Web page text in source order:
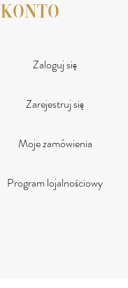
konto
Zaloguj się
Zarejestruj się
Moje zamówienia
Program lojalnościowy